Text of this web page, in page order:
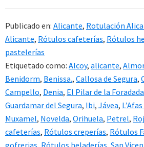
Publicado en: Alicante, Rotulación
Alicante, Rótulos cafeterías, Rótulos
pastelerías
Etiquetado como: Alcoy, alicante,
Benidorm, Benissa., Callosa de Segura,
Campello, Denia, El Pilar de la Foradada
Guardamar del Segura, Ibi, Jávea,
Muxamel, Novelda, Orihuela, Petrel,
cafeterías, Rótulos creperías, Rótulos
gofrerias, Rótulos heladerías, San